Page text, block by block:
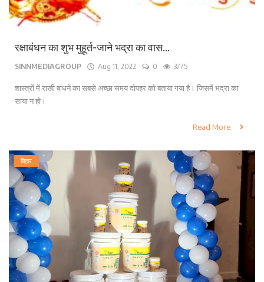
रक्षाबंधन का शुभ मुहूर्त-जाने भद्रा का वास...
SINNMEDIAGROUP Aug 11, 2022 0 3775
शास्त्रों में राखी बांधने का सबसे अच्छा समय दोपहर को बताया गया है। जिसमें भद्रा का
साया न हो।
Read More
बिहार